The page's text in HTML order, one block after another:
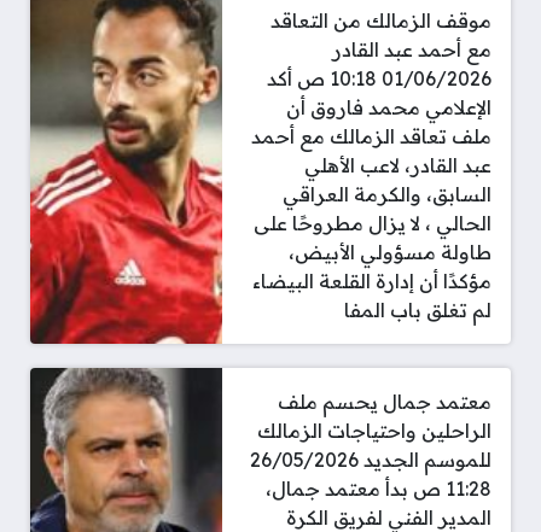
موقف الزمالك من التعاقد
مع أحمد عبد القادر
01/06/2026 10:18 ص أكد
الإعلامي محمد فاروق أن
ملف تعاقد الزمالك مع أحمد
عبد القادر، لاعب الأهلي
السابق، والكرمة العراقي
الحالي ، لا يزال مطروحًا على
طاولة مسؤولي الأبيض،
مؤكدًا أن إدارة القلعة البيضاء
لم تغلق باب المفا
معتمد جمال يحسم ملف
الراحلين واحتياجات الزمالك
للموسم الجديد 26/05/2026
11:28 ص بدأ معتمد جمال،
المدير الفني لفريق الكرة